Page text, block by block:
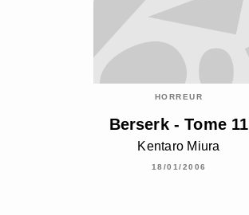
HORREUR
Berserk - Tome 11
Kentaro Miura
18/01/2006